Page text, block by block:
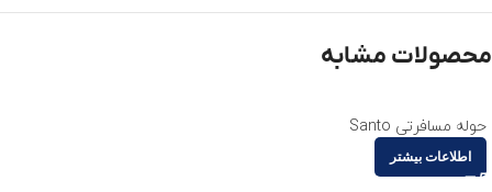
محصولات مشابه
حوله مسافرتی Santo
اطلاعات بیشتر